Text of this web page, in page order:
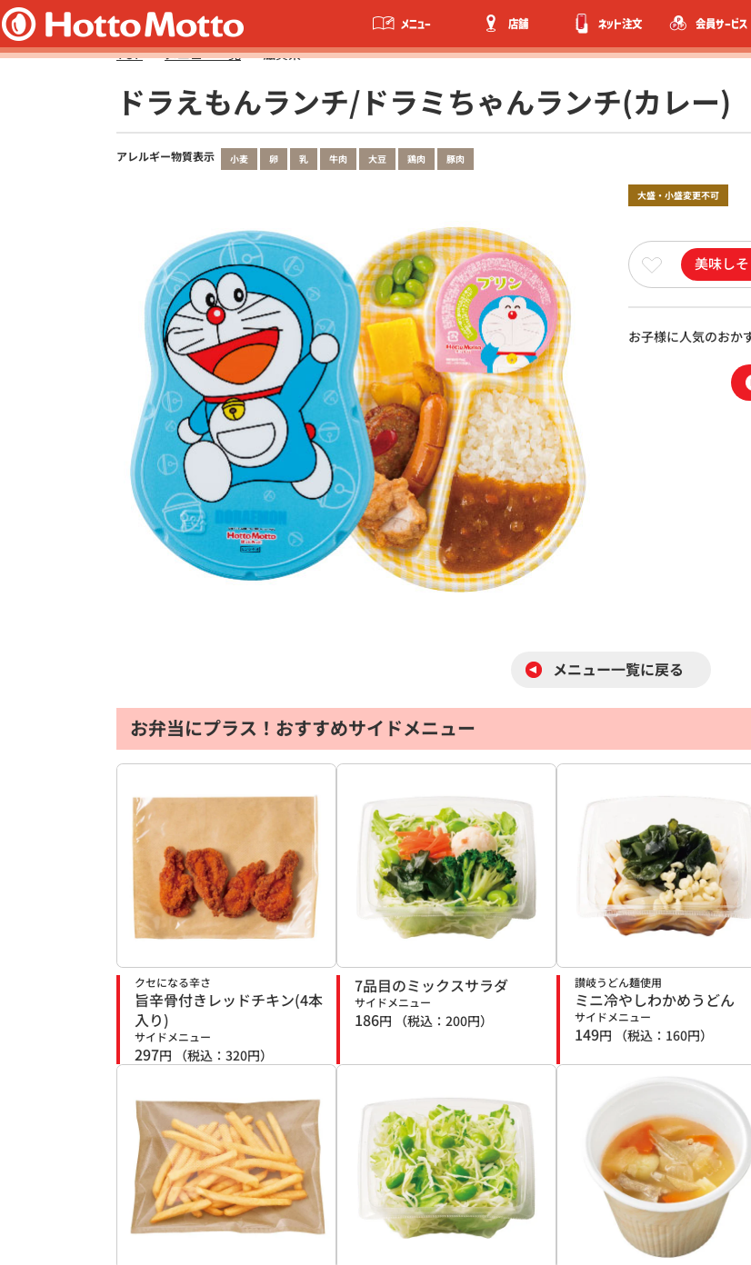
メニュー 店舗 ネット注文 会員サービス
TOP メニュー一覧 滋賀県
ドラえもんランチ/ドラミちゃんランチ(カレー)
アレルギー物質表示 小麦 卵 乳 牛肉 大豆 鶏肉 豚肉
大盛・小盛変更不可
美味しそ
お子様に人気のおか
メニュー一覧に戻る
お弁当にプラス！おすすめサイドメニュー
クセになる辛さ
旨辛骨付きレッドチキン(4本
入り)
サイドメニュー
297円 （税込： 320円）
7品目のミックスサラダ
サイドメニュー
186円 （税込： 200円）
讃岐うどん麺使用
ミニ冷やしわかめうどん
サイドメニュー
149円 （税込： 160円）